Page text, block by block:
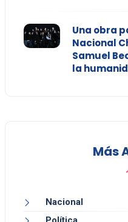
Una obra
Nacional
Samuel
la
Más
Nacional